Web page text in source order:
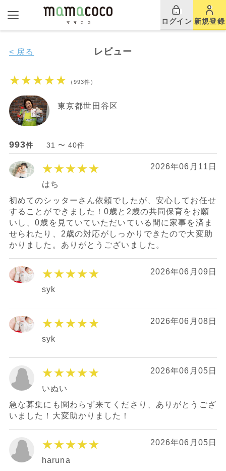
ログイン 新規登録
レビュー
< 戻る
★★★★★ （993件）
東京都世田谷区
993件 31 〜 40件
★★★★★ 2026年06月11日
はち
初めてのシッターさん依頼でしたが、安心してお任せ
することができました！0歳と2歳の共同保育をお願
いし、0歳を見ていていただいている間に家事を済ま
せられたり、2歳の対応がしっかりできたので大変助
かりました。ありがとうございました。
★★★★★ 2026年06月09日
syk
★★★★★ 2026年06月08日
syk
★★★★★ 2026年06月05日
いぬい
急な募集にも関わらず来てくださり、ありがとうござ
いました！大変助かりました！
★★★★★ 2026年06月05日
haruna